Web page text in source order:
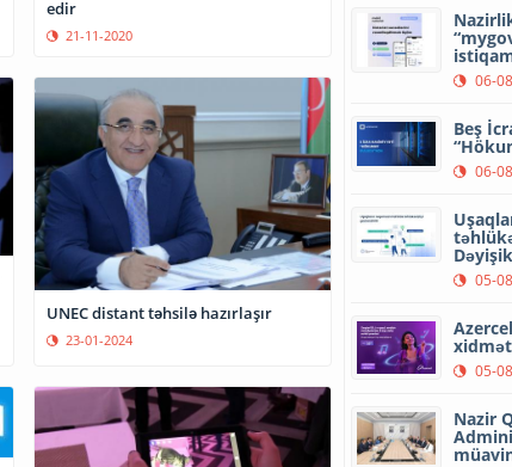
edir
21-11-2020
UNEC distant təhsilə hazırlaşır
23-01-2024
06-
Beş
06-
05-
05-
Nazir